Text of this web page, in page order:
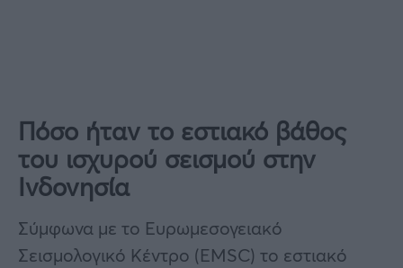
Πόσο ήταν το εστιακό βάθος
του ισχυρού σεισμού στην
Ινδονησία
Σύμφωνα με το Ευρωμεσογειακό
Σεισμολογικό Κέντρο (EMSC) το εστιακό